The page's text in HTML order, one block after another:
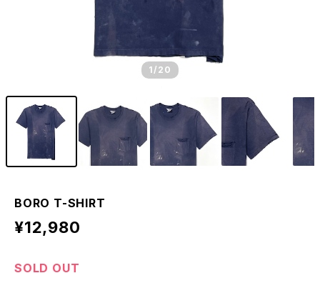
1 /20
BORO T-SHIRT
¥12,980
SOLD OUT